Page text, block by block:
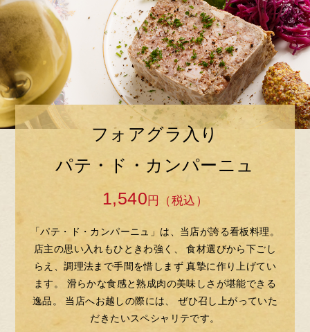
フォアグラ入り
パテ・ド・カンパーニュ
1,540 円（税込）
「パテ・ド・カンパーニュ」は、当店が誇る看板料理。
店主の思い入れもひときわ強く、
食材選びから下ごし
らえ、調理法まで手間を惜しまず真摯に作り上げてい
ます。
滑らかな食感と熟成肉の美味しさが堪能できる
逸品。
当店へお越しの際には、
ぜひ召し上がっていた
だきたいスペシャリテです。